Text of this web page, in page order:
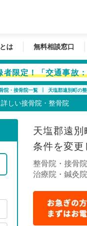
は 無料相談窓口
者限定！「交通事故
院・接骨院一覧 天塩郡遠別町の
しい接骨院・整骨院
天塩郡遠別
条件を変更
整骨院・接骨
治療院・鍼灸